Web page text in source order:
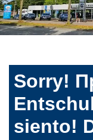
Sorry!
siento!